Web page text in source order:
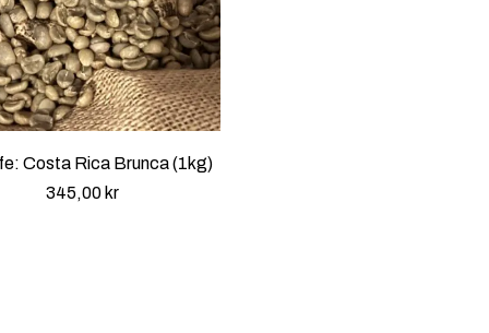
Costa Rica Brunca (1kg)
345,00 kr